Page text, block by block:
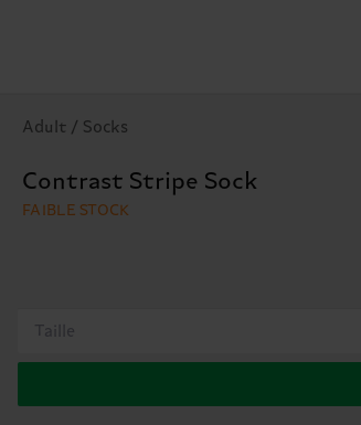
Adult / Socks
Contrast Stripe Sock
FAIBLE STOCK
Taille